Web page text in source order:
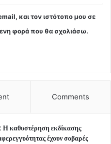
και τον ιστότοπο μου σε
φορά που θα σχολιάσω.
Comments
Η καθυστέρηση εκδίκασης
έχουν σοβαρές